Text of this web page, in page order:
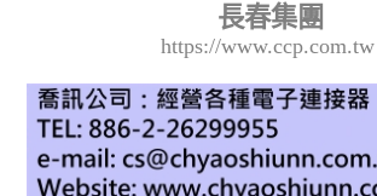
長春集團
https://www.ccp.com.tw